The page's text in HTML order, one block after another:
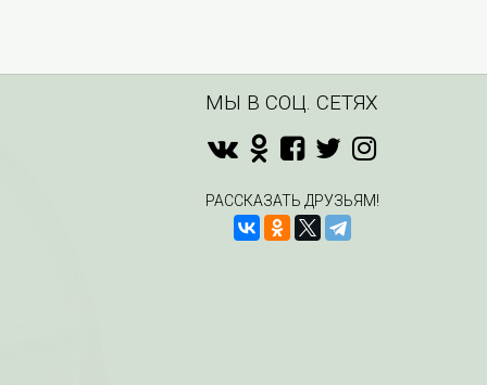
МЫ В СОЦ. СЕТЯХ
РАССКАЗАТЬ ДРУЗЬЯМ!